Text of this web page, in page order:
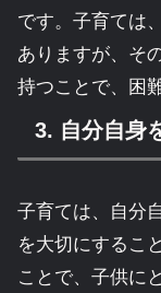
です。子育ては
ありますが、そ
持つことで、困
3. 自分自身
子育ては、自分
を大切にするこ
ことで、子供に